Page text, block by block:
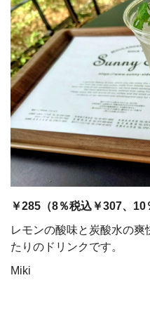
￥285（8％税込￥307、10
レモンの酸味と炭酸水の
たりのドリンクです。
Miki